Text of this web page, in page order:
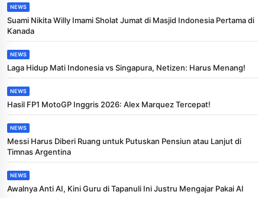
NEWS
Suami Nikita Willy Imami Sholat Jumat di Masjid Indonesia Pertama di
Kanada
NEWS
Laga Hidup Mati Indonesia vs Singapura, Netizen: Harus Menang!
NEWS
Hasil FP1 MotoGP Inggris 2026: Alex Marquez Tercepat!
NEWS
Messi Harus Diberi Ruang untuk Putuskan Pensiun atau Lanjut di
Timnas Argentina
NEWS
Awalnya Anti AI, Kini Guru di Tapanuli Ini Justru Mengajar Pakai AI